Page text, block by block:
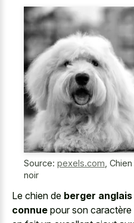
Source: pexels.com
noir
Le chien de berger
connue pour son